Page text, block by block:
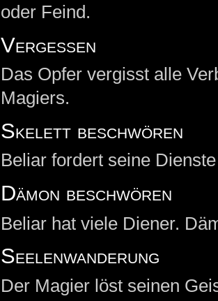
oder Feind.
Vergessen
Das Opfer vergisst alle
Magiers.
Skelett beschwören
Beliar fordert seine
Dämon beschwören
Beliar hat viele Diener.
Seelenwanderung
Der Magier löst seinen